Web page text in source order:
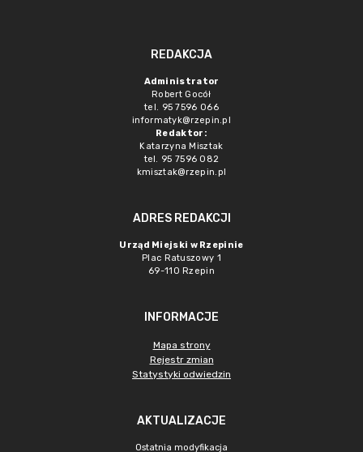
REDAKCJA
Administrator
Robert Gocół
tel. 95 7596 066
informatyk@rzepin.pl
Redaktor:
Katarzyna Misztak
tel. 95 7596 082
kmisztak@rzepin.pl
ADRES REDAKCJI
Urząd Miejski w Rzepinie
Plac Ratuszowy 1
69-110 Rzepin
INFORMACJE
Mapa strony
Rejestr zmian
Statystyki odwiedzin
AKTUALIZACJE
Ostatnia modyfikacja